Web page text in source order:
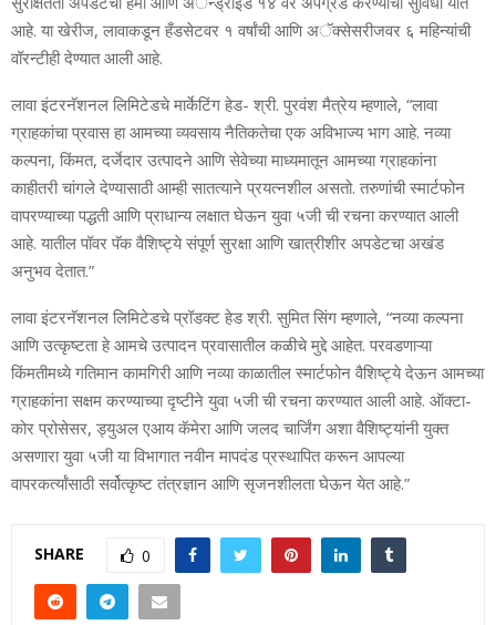
आहे. या खेरीज, लावाकडून हँडसेटवर १ वर्षांची आणि अॅक्सेसरीजवर ६ महिन्यांची
वॉरन्टीही देण्यात आली आहे.
लावा इंटरनॅशनल लिमिटेडचे मार्केटिंग हेड- श्री. पुरवंश मैत्रेय म्हणाले, “लावा
ग्राहकांचा प्रवास हा आमच्या व्यवसाय नैतिकतेचा एक अविभाज्य भाग आहे. नव्या
कल्पना, किंमत, दर्जेदार उत्पादने आणि सेवेच्या माध्यमातून आमच्या ग्राहकांना
काहीतरी चांगले देण्यासाठी आम्ही सातत्याने प्रयत्नशील असतो. तरुणांची स्मार्टफोन
वापरण्याच्या पद्धती आणि प्राधान्य लक्षात घेऊन युवा ५जी ची रचना करण्यात आली
आहे. यातील पॉवर पॅक वैशिष्ट्ये संपूर्ण सुरक्षा आणि खात्रीशीर अपडेटचा अखंड
अनुभव देतात.”
लावा इंटरनॅशनल लिमिटेडचे प्रॉडक्ट हेड श्री. सुमित सिंग म्हणाले, “नव्या कल्पना
आणि उत्कृष्टता हे आमचे उत्पादन प्रवासातील कळीचे मुद्दे आहेत. परवडणाऱ्या
किंमतीमध्ये गतिमान कामगिरी आणि नव्या काळातील स्मार्टफोन वैशिष्ट्ये देऊन आमच्या
ग्राहकांना सक्षम करण्याच्या दृष्टीने युवा ५जी ची रचना करण्यात आली आहे. ऑक्टा-
कोर प्रोसेसर, ड्युअल एआय कॅमेरा आणि जलद चार्जिंग अशा वैशिष्ट्यांनी युक्त
असणारा युवा ५जी या विभागात नवीन मापदंड प्रस्थापित करून आपल्या
वापरकर्त्यांसाठी सर्वोत्कृष्ट तंत्रज्ञान आणि सृजनशीलता घेऊन येत आहे.”
SHARE 0